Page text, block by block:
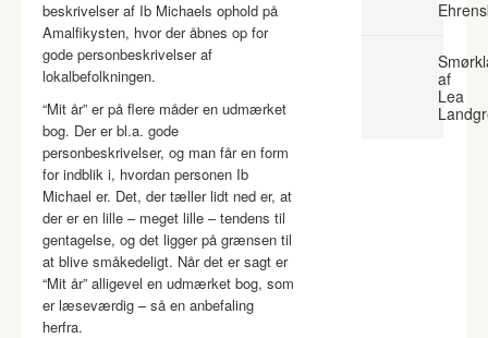
beskrivelser af Ib Michaels ophold på
Amalfikysten, hvor der åbnes op for
gode personbeskrivelser af
lokalbefolkningen.
“Mit år” er på flere måder en udmærket
bog. Der er bl.a. gode
personbeskrivelser, og man får en form
for indblik i, hvordan personen Ib
Michael er. Det, der tæller lidt ned er, at
der er en lille – meget lille – tendens til
gentagelse, og det ligger på grænsen til
at blive småkedeligt. Når det er sagt er
“Mit år” alligevel en udmærket bog, som
er læseværdig – så en anbefaling
herfra.
af
Lea